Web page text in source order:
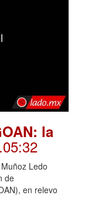
la
.05:32
Ledo
de
en relevo